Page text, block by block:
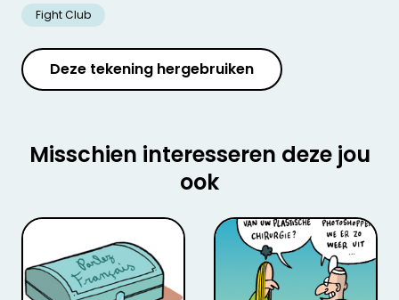
Fight Club
Deze tekening hergebruiken
Misschien interesseren deze jou
ook